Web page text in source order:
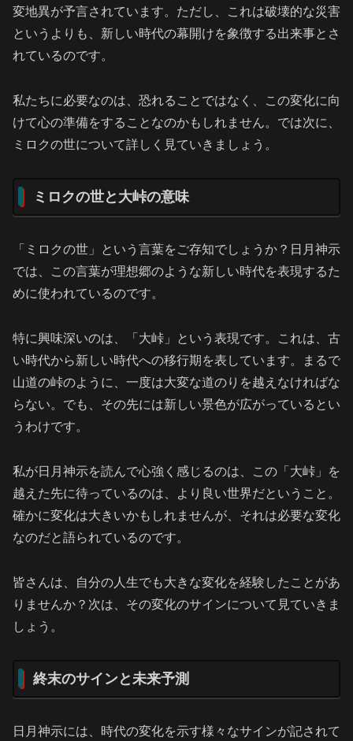
変地異が予言されています。ただし、これは破壊的な災害
というよりも、新しい時代の幕開けを象徴する出来事とさ
れているのです。
私たちに必要なのは、恐れることではなく、この変化に向
けて心の準備をすることなのかもしれません。では次に、
ミロクの世について詳しく見ていきましょう。
ミロクの世と大峠の意味
「ミロクの世」という言葉をご存知でしょうか？日月神示
では、この言葉が理想郷のような新しい時代を表現するた
めに使われているのです。
特に興味深いのは、「大峠」という表現です。これは、古
い時代から新しい時代への移行期を表しています。まるで
山道の峠のように、一度は大変な道のりを越えなければな
らない。でも、その先には新しい景色が広がっているとい
うわけです。
私が日月神示を読んで心強く感じるのは、この「大峠」を
越えた先に待っているのは、より良い世界だということ。
確かに変化は大きいかもしれませんが、それは必要な変化
なのだと語られているのです。
皆さんは、自分の人生でも大きな変化を経験したことがあ
りませんか？次は、その変化のサインについて見ていきま
しょう。
終末のサインと未来予測
日月神示には、時代の変化を示す様々なサインが記されて